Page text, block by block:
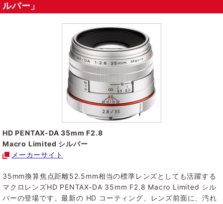
ルバー」
HD PENTAX-DA 35mm F2.8
Macro Limited シルバー
メーカーサイト
35mm換算焦点距離52.5mm相当の標準レンズとしても活躍する
マクロレンズHD PENTAX-DA 35mm F2.8 Macro Limited シル
バーの登場です。最新の HD コーティング、レンズ前面に、汚れ